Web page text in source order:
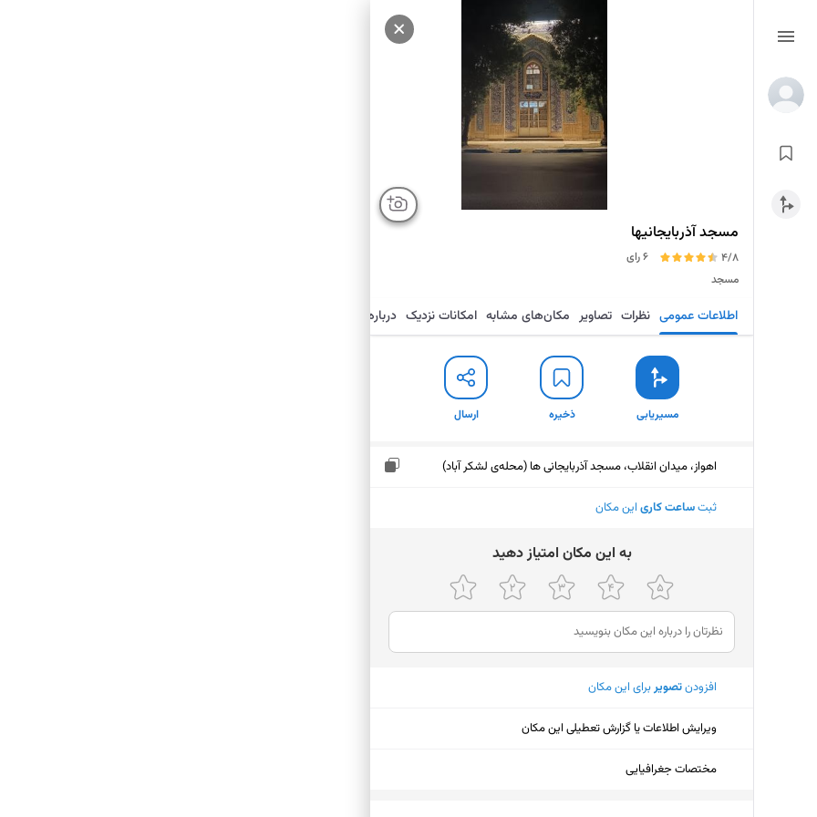
مسجد آذربایجانیها
4/8
6 رای
مسجد
اطلاعات عمومی نظرات تصاویر مکان‌های مشابه امکانات نزدیک درباره
مسیریابی ذخیره ارسال
اهواز، میدان انقلاب، مسجد آذربایجانی ها (محله‌ی لشکر آباد)
ثبتساعت کاری این مکان
ﺑﻪ اﯾﻦ ﻣﮑﺎن اﻣﺘﯿﺎز دﻫﯿﺪ
افزودنتصویربرای این مکان
ویرایش اطلاعات یا گزارش تعطیلی این مکان
مختصات جغرافیایی